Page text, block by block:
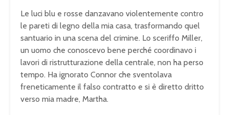
Le luci blu e rosse danzavano violentemente contro
le pareti di legno della mia casa, trasformando quel
santuario in una scena del crimine. Lo sceriffo Miller,
un uomo che conoscevo bene perché coordinavo i
lavori di ristrutturazione della centrale, non ha perso
tempo. Ha ignorato Connor che sventolava
freneticamente il falso contratto e si è diretto dritto
verso mia madre, Martha.